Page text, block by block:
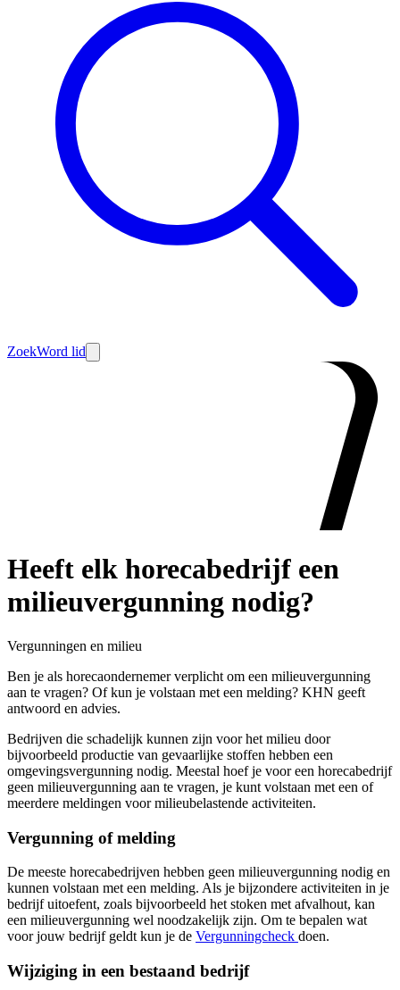
ZoekWord lid
Heeft elk horecabedrijf een
milieuvergunning nodig?
Vergunningen en milieu
Ben je als horecaondernemer verplicht om een milieuvergunning
aan te vragen? Of kun je volstaan met een melding? KHN geeft
antwoord en advies.
Bedrijven die schadelijk kunnen zijn voor het milieu door
bijvoorbeeld productie van gevaarlijke stoffen hebben een
omgevingsvergunning nodig. Meestal hoef je voor een horecabedrijf
geen milieuvergunning aan te vragen, je kunt volstaan met een of
meerdere meldingen voor milieubelastende activiteiten.
Vergunning of melding
De meeste horecabedrijven hebben geen milieuvergunning nodig en
kunnen volstaan met een melding. Als je bijzondere activiteiten in je
bedrijf uitoefent, zoals bijvoorbeeld het stoken met afvalhout, kan
een milieuvergunning wel noodzakelijk zijn. Om te bepalen wat
voor jouw bedrijf geldt kun je de Vergunningcheck doen.
Wijziging in een bestaand bedrijf